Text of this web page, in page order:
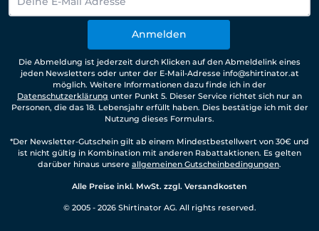
Anmelden
Die Abmeldung ist jederzeit durch Klicken auf den Abmeldelink eines
jeden Newsletters oder unter der E-Mail-Adresse info@shirtinator.at
möglich. Weitere Informationen dazu finde ich in der
Datenschutzerklärung unter Punkt 5. Dieser Service richtet sich nur an
Personen, die das 18. Lebensjahr erfüllt haben. Dies bestätige ich mit der
Nutzung dieses Formulars.
*Der Newsletter-Gutschein gilt ab einem Mindestbestellwert von 30€ und
ist nicht gültig in Kombination mit anderen Rabattaktionen. Es gelten
darüber hinaus unsere allgemeinen Gutscheinbedingungen.
Alle Preise inkl. MwSt. zzgl. Versandkosten
© 2005 - 2026 Shirtinator AG. All rights reserved.